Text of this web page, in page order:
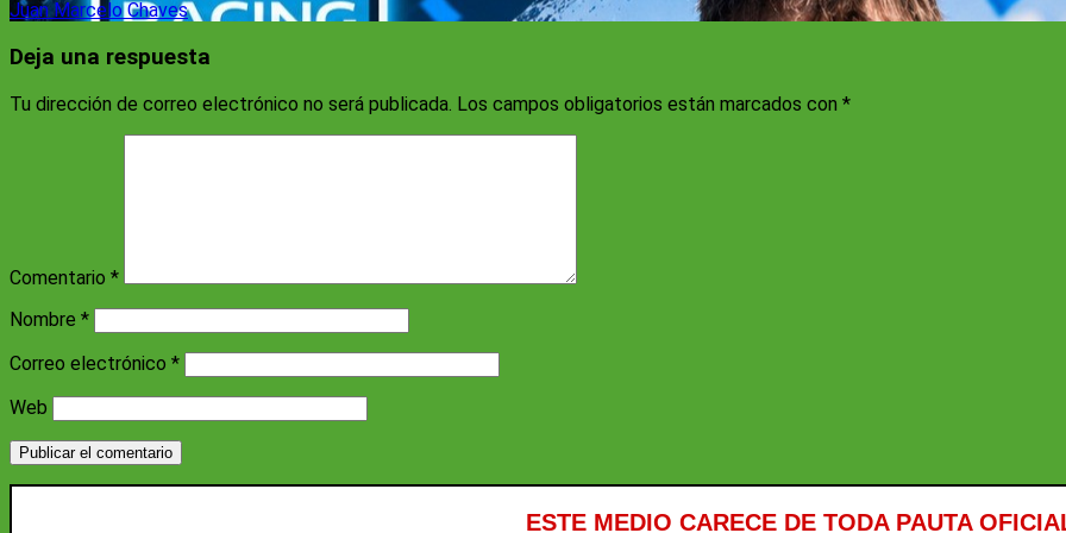
Juan Marcelo Chaves
Deja una respuesta
Tu dirección de correo electrónico no será publicada. Los campos obligatorios están marcados con *
Comentario *
Nombre *
Correo electrónico *
Web
ESTE MEDIO CARECE DE TODA PAUTA